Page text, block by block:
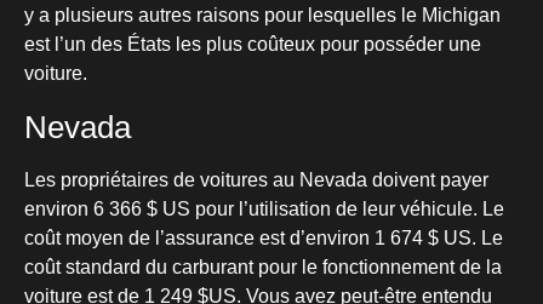
y a plusieurs autres raisons pour lesquelles le Michigan
est l’un des États les plus coûteux pour posséder une
voiture.
Nevada
Les propriétaires de voitures au Nevada doivent payer
environ 6 366 $ US pour l’utilisation de leur véhicule. Le
coût moyen de l’assurance est d’environ 1 674 $ US. Le
coût standard du carburant pour le fonctionnement de la
voiture est de 1 249 $US. Vous avez peut-être entendu